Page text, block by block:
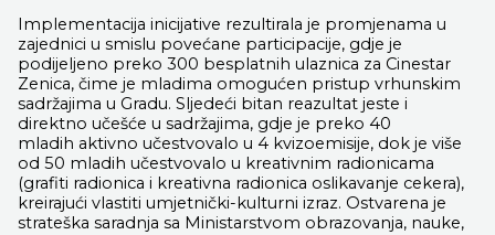
Implementacija inicijative rezultirala je promjenama u
zajednici u smislu povećane participacije, gdje je
podijeljeno preko 300 besplatnih ulaznica za Cinestar
Zenica, čime je mladima omogućen pristup vrhunskim
sadržajima u Gradu. Sljedeći bitan reazultat jeste i
direktno učešće u sadržajima, gdje je preko 40
mladih aktivno učestvovalo u 4 kvizoemisije, dok je više
od 50 mladih učestvovalo u kreativnim radionicama
(grafiti radionica i kreativna radionica oslikavanje cekera),
kreirajući vlastiti umjetnički-kulturni izraz. Ostvarena je
strateška saradnja sa Ministarstvom obrazovanja, nauke,